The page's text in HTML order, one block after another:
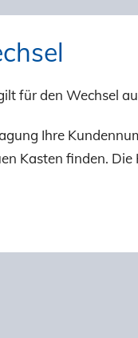
für den Wechsel
Ihre
Kasten finden.